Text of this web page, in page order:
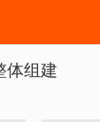
体组建